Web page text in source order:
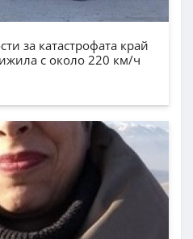
за катастрофата край
с около 220 км/ч